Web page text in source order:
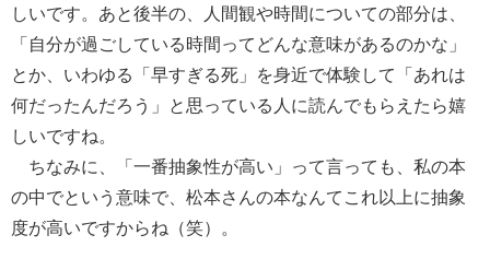
しいです。あと後半の、人間観や時間についての部分は、
「自分が過ごしている時間ってどんな意味があるのかな」
とか、いわゆる「早すぎる死」を身近で体験して「あれは
何だったんだろう」と思っている人に読んでもらえたら嬉
しいですね。
ちなみに、「一番抽象性が高い」って言っても、私の本
の中でという意味で、松本さんの本なんてこれ以上に抽象
度が高いですからね（笑）。